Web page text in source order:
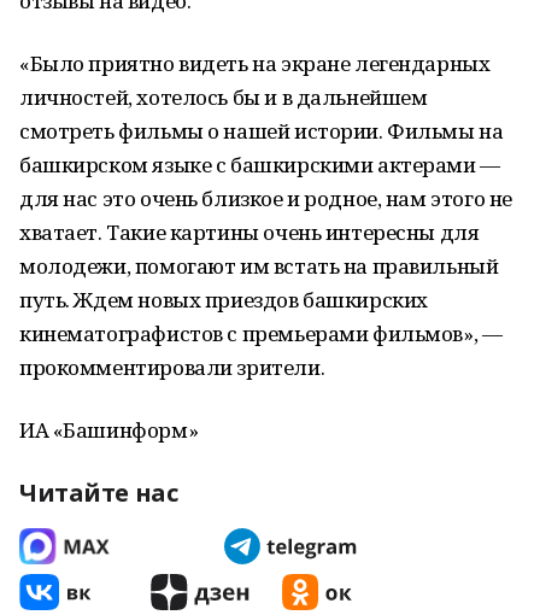
«Было приятно видеть на экране легендарных
личностей, хотелось бы и в дальнейшем
смотреть фильмы о нашей истории. Фильмы на
башкирском языке с башкирскими актерами —
для нас это очень близкое и родное, нам этого не
хватает. Такие картины очень интересны для
молодежи, помогают им встать на правильный
путь. Ждем новых приездов башкирских
кинематографистов с премьерами фильмов», —
прокомментировали зрители.
ИА «Башинформ»
Читайте нас